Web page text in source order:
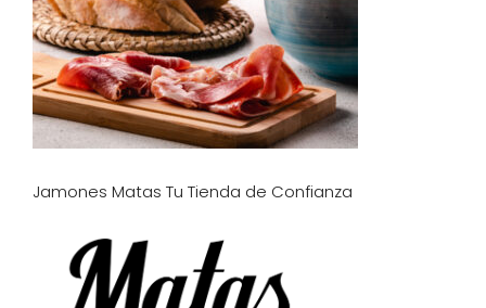
Jamones Matas Tu Tienda de Confianza